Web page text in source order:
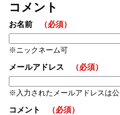
コメント
お名前 （必須）
ニックネーム可
メールアドレス （必須）
入力されたメールアドレスは
コメント （必須）